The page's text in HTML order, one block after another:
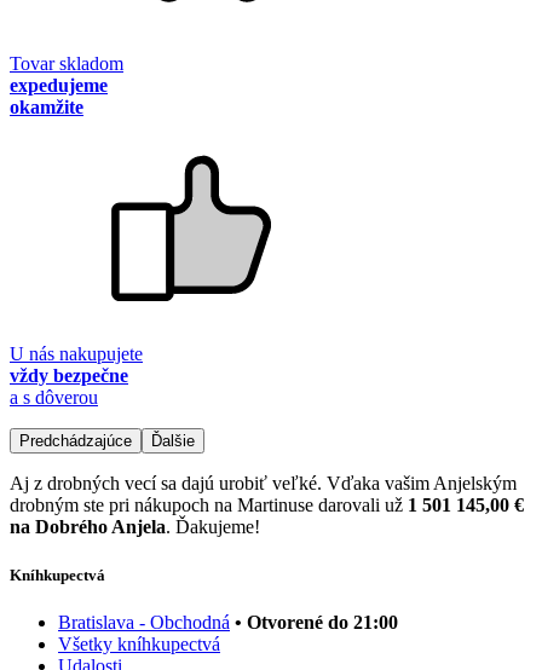
Tovar skladom
expedujeme
okamžite
U nás nakupujete
vždy bezpečne
a s dôverou
Predchádzajúce Ďalšie
Aj z drobných vecí sa dajú urobiť veľké. Vďaka vašim Anjelským
drobným ste pri nákupoch na Martinuse darovali už 1 501 145,00 €
na Dobrého Anjela. Ďakujeme!
Kníhkupectvá
Bratislava - Obchodná • Otvorené do 21:00
Všetky kníhkupectvá
Udalosti